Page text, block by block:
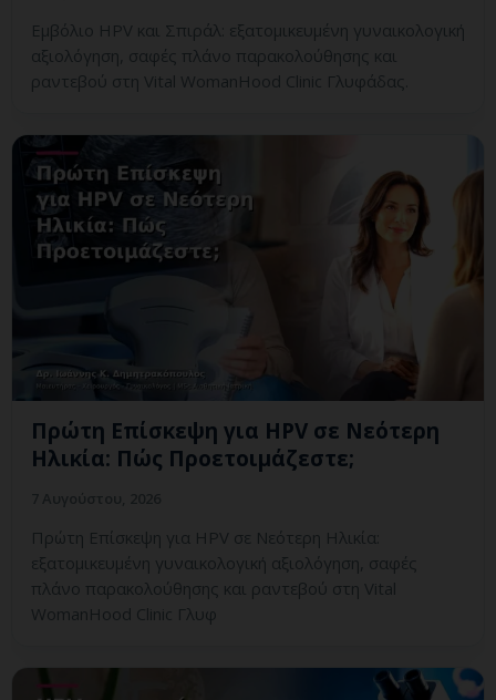
Εμβόλιο HPV και Σπιράλ: εξατομικευμένη γυναικολογική
αξιολόγηση, σαφές πλάνο παρακολούθησης και
ραντεβού στη Vital WomanHood Clinic Γλυφάδας.
Πρώτη Επίσκεψη για HPV σε Νεότερη
Ηλικία: Πώς Προετοιμάζεστε;
Πρώτη Επίσκεψη για HPV σε Νεότερη Ηλικία:
εξατομικευμένη γυναικολογική αξιολόγηση, σαφές
πλάνο παρακολούθησης και ραντεβού στη Vital
WomanHood Clinic Γλυφ